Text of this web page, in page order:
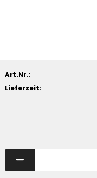
Art.Nr.:
Lieferzeit: